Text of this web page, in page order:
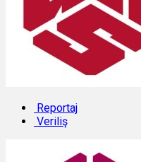
Reportaj
Veriliş